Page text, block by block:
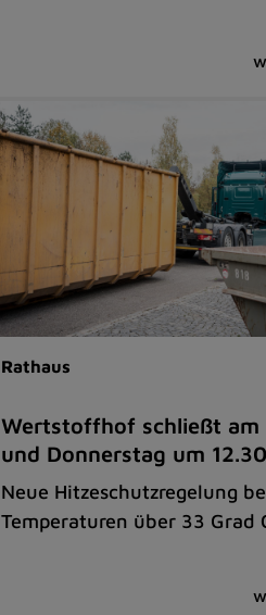
Rathaus
Wertstoffhof schließt am
und Donnerstag um
Neue Hitzeschutzregelung
Temperaturen über 33 Grad